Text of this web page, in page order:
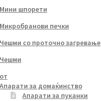
Мини шпорети
Микробранови печки
Чешми со проточно загревање
Чешми
Апарати за домаќинство
Апарати за пуканки